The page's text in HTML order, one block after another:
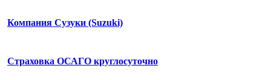
Компания Сузуки (Suzuki)
Страховка ОСАГО круглосуточно